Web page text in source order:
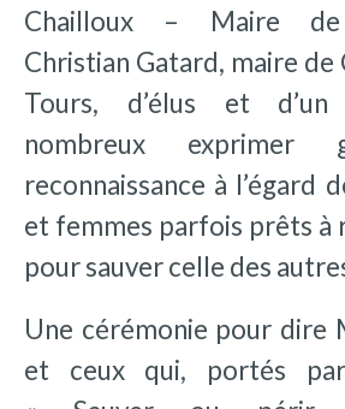
Chailloux – Maire de
Christian Gatard, maire de
Tours, d’élus et
nombreux exprimer
reconnaissance à l’égard
et femmes parfois prêts à
pour sauver celle des
Une cérémonie pour dire
et ceux qui, portés